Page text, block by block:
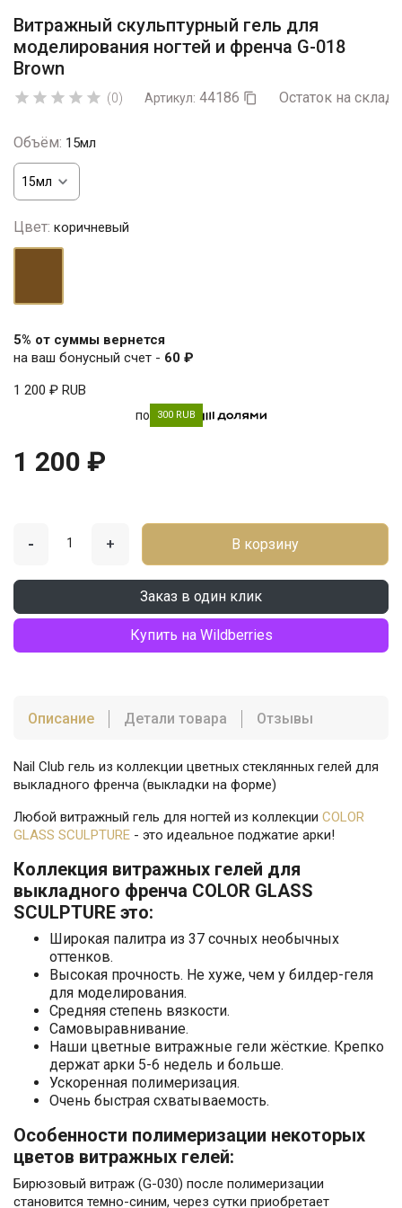
Витражный скульптурный гель для
моделирования ногтей и френча G-018
Brown
     (0) Артикул: 44186  Остаток на
Объём: 15мл
Цвет: коричневый
5% от суммы вернется
на ваш бонусный счет - 60 ₽
1 200 ₽ RUB
по 300 RUB
1 200 ₽
- + В корзину
Заказ в один клик
Купить на Wildberries
Описание Детали товара Отзывы
Nail Club гель из коллекции цветных стеклянных гелей для
выкладного френча (выкладки на форме)
Любой витражный гель для ногтей из коллекции COLOR
GLASS SCULPTURE - это идеальное поджатие арки!
Коллекция витражных гелей для
выкладного френча COLOR GLASS
SCULPTURE это:
Широкая палитра из 37 сочных необычных
оттенков.
Высокая прочность. Не хуже, чем у билдер-геля
для моделирования.
Средняя степень вязкости.
Самовыравнивание.
Наши цветные витражные гели жёсткие. Крепко
держат арки 5-6 недель и больше.
Ускоренная полимеризация.
Очень быстрая схватываемость.
Особенности полимеризации некоторых
цветов витражных гелей:
Бирюзовый витраж (G-030) после полимеризации
становится темно-синим, через сутки приобретает